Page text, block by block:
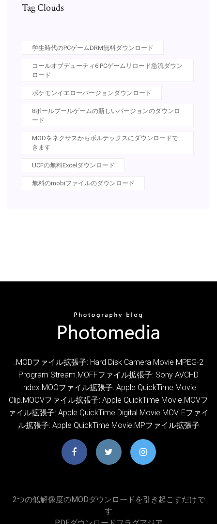
Tag Clouds
学生時代のPCゲームDRM無料ダウンロード
コールオブデューティ6 PCゲームリロード急流ダウン
ロード
ポケモンイエローバージョンダウンロード
8ボールプールゲームの新しいバージョンのダウンロ
ード
MODをネクサスからボルテックスにダウンロードで
きます
UCFの無料Excelダウンロード
無料のmobiファイルのダウンロード
.MODファイル拡張子: Hard Disk Camera Movie MPEG-2
Program Stream.MOFFファイル拡張子: Sony AVCHD
Index.MOOファイル拡張子: Apple QuickTime Movie
Clip.MOOVファイル拡張子: Apple QuickTime Movie.MOVフ
ァイル拡張子: Apple QuickTime Digital Movie.MOVIEファイ
ル拡張子: Apple QuickTime Movie.MPファイル拡張子
2つの低解像度のMODダウンロードを引き起こすだけで
す